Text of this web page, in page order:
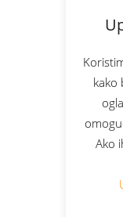
kako
Ako
👋